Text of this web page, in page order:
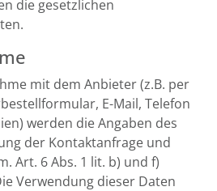
die gesetzlichen
mit dem Anbieter (z.B. per
E-Mail, Telefon
werden die Angaben des
der Kontaktanfrage und
Art. 6 Abs. 1 lit. b) und f)
Verwendung dieser Daten